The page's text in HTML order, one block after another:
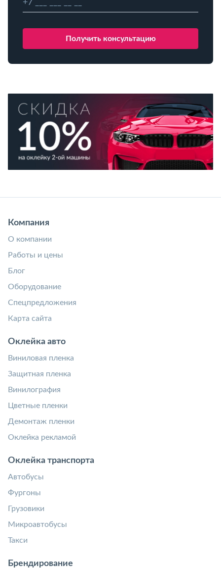
Компания
О компании
Работы и цены
Блог
Оборудование
Спецпредложения
Карта сайта
Оклейка авто
Виниловая пленка
Защитная пленка
Винилография
Цветные пленки
Демонтаж пленки
Оклейка рекламой
Оклейка транспорта
Автобусы
Фургоны
Грузовики
Микроавтобусы
Такси
Брендирование